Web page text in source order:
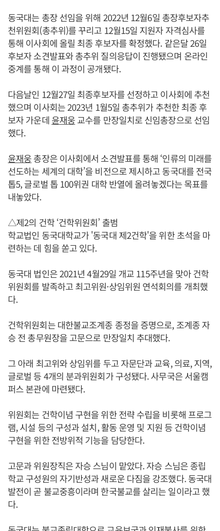
동국대는 총장 선임을 위해 2022년 12월6일 총장후보자추
천위원회(총추위)를 꾸리고 12월15일 지원자 자격심사를
통해 이사회에 올릴 최종 후보자를 확정했다. 같은달 26일
후보자 소견발표와 총추위 질의응답이 진행됐으며 온라인
중계를 통해 이 과정이 공개됐다.
다음날인 12월27일 최종후보자를 선정하고 이사회에 추천
했으며 이사회는 2023년 1월5일 총추위가 추천한 최종 후
보자 가운데 윤재웅교수를 만장일치로 신임총장으로 선임
했다.
윤재웅총장은 이사회에서 소견발표를 통해 ‘인류의 미래를
선도하는 세계의 대학’을 비전으로 제시하고 동국대를 전국
톱5, 글로벌 톱 100위권 대학 반열에 올려놓겠다는 목표를
내놓았다.
△제2의 건학 ‘건학위원회’ 출범
학교법인 동국대학교가 '동국대 제2건학'을 위한 초석을 마
련하는 데 힘을 쏟고 있다.
동국대 법인은 2021년 4월29일 개교 115주년을 맞아 건학
위원회를 발족하고 최고위원·상임위원 연석회의를 개최했
다.
건학위원회는 대한불교조계종 종정을 증명으로, 조계종 자
승 전 총무원장을 고문으로 만장일치 추대했다.
그 아래 최고위와 상임위를 두고 자문단과 교육, 의료, 지역,
글로벌 등 4개의 분과위원회가 구성됐다. 사무국은 서울캠
퍼스 본관에 마련됐다.
위원회는 건학이념 구현을 위한 전략 수립을 비롯해 프로그
램, 시설 등의 구성과 설치, 활동 운영 및 지원 등 건학이념
구현을 위한 전방위적 기능을 담당한다.
고문과 위원장직은 자승 스님이 맡았다. 자승 스님은 종립
학교 구성원의 자기반성과 새로운 다짐을 강조했다. 동국대
발전이 곧 불교중흥이라며 한국불교를 살리는 일이라고 했
다.